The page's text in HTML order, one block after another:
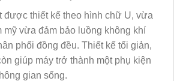
được thiết kế theo hình chữ U, vừa
mỹ vừa đảm bảo luồng không khí
phối đồng đều. Thiết kế tối giản,
giúp máy trở thành một phụ kiện
gian sống.